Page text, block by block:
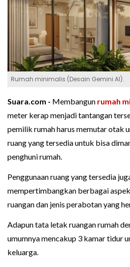
Rumah minimalis (Desain Gemini AI).
Suara.com - Membangun rumah
meter kerap menjadi tantangan
pemilik rumah harus memutar otak
ruang yang tersedia untuk bisa
penghuni rumah.
Penggunaan ruang yang tersedia
mempertimbangkan berbagai
ruangan dan jenis perabotan yang
Adapun tata letak ruangan rumah
umumnya mencakup 3 kamar tidur
keluarga.